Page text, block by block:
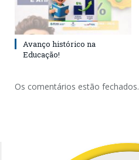
Avanço histórico na
Educação!
Os comentários estão fechados.